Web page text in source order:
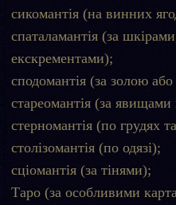
сикомантія (на винних
спаталамантія (за
екскрементами);
сподомантія (за золою
стареомантія (за
стерномантія (по грудях
столізомантія (по одязі);
сціомантія (за тінями);
Таро (за особливими